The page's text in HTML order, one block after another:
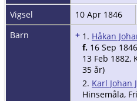
Vigsel
10 Apr 1846
Barn
+ 1. Håkan
f. 16 Sep
13 Feb 1882,
35 år)
2. Karl Johan
Hinsemåla,